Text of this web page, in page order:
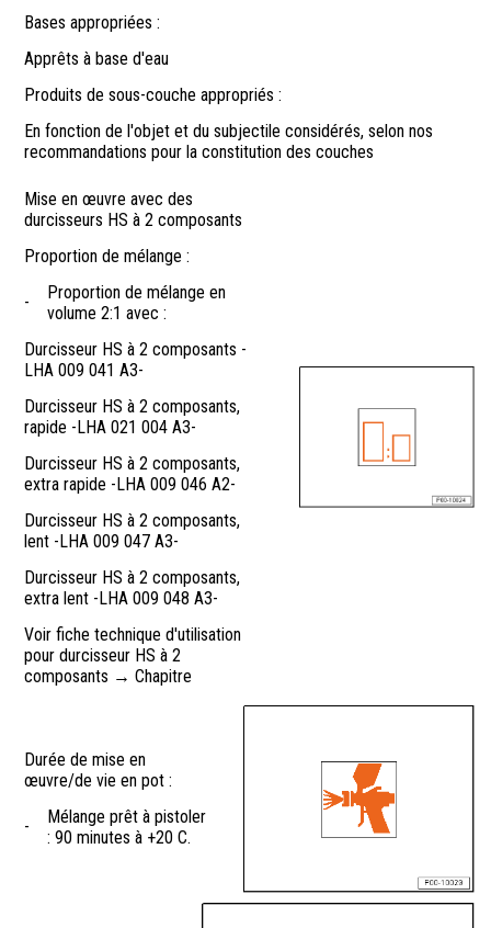
Bases appropriées :
Apprêts à base d'eau
Produits de sous-couche appropriés :
En fonction de l'objet et du subjectile considérés, selon nos
recommandations pour la constitution des couches
Mise en œuvre avec des
durcisseurs HS à 2 composants
Proportion de mélange :
-
Proportion de mélange en
volume 2:1 avec :
Durcisseur HS à 2 composants -
LHA 009 041 A3-
Durcisseur HS à 2 composants,
rapide -LHA 021 004 A3-
Durcisseur HS à 2 composants,
extra rapide -LHA 009 046 A2-
Durcisseur HS à 2 composants,
lent -LHA 009 047 A3-
Durcisseur HS à 2 composants,
extra lent -LHA 009 048 A3-
Voir fiche technique d'utilisation
pour durcisseur HS à 2
composants → Chapitre
Durée de mise en
œuvre/de vie en pot :
-
Mélange prêt à pistoler
: 90 minutes à +20 C.